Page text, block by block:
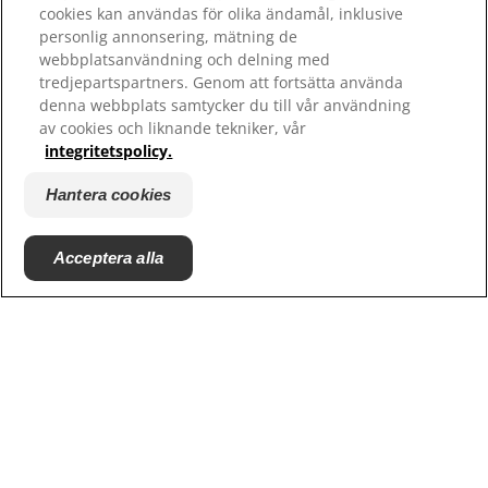
All rights reserved.
Såsom det används här, anger det registrerat
cookies kan användas för olika ändamål, inklusive
personlig annonsering, mätning de
webbplatsanvändning och delning med
tredjepartspartners. Genom att fortsätta använda
denna webbplats samtycker du till vår användning
av cookies och liknande tekniker, vår
integritetspolicy.
Hantera cookies
Acceptera alla